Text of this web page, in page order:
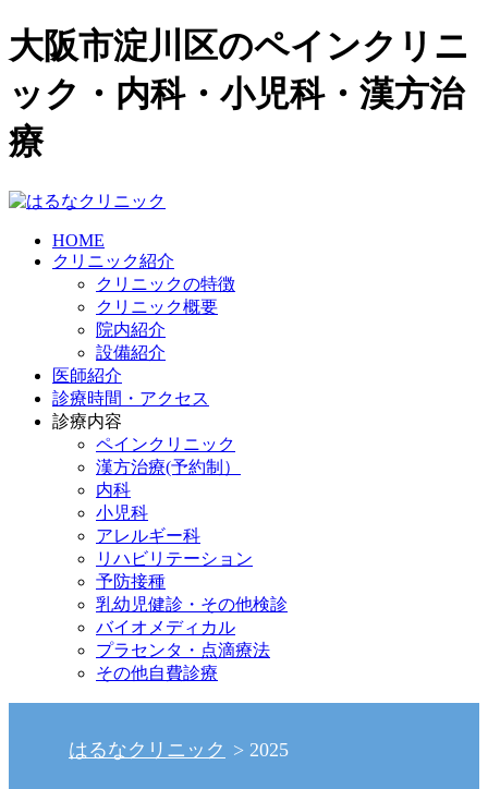
大阪市淀川区のペインクリニ
ック・内科・小児科・漢方治
療
HOME
クリニック紹介
クリニックの特徴
クリニック概要
院内紹介
設備紹介
医師紹介
診療時間・アクセス
診療内容
ペインクリニック
漢方治療(予約制）
内科
小児科
アレルギー科
リハビリテーション
予防接種
乳幼児健診・その他検診
バイオメディカル
プラセンタ・点滴療法
その他自費診療
はるなクリニック 2025